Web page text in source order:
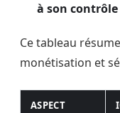
à son
Ce tableau
monétisation et
ASPECT